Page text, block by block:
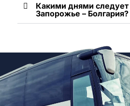
Какими днями следует
Запорожье – Болгария?